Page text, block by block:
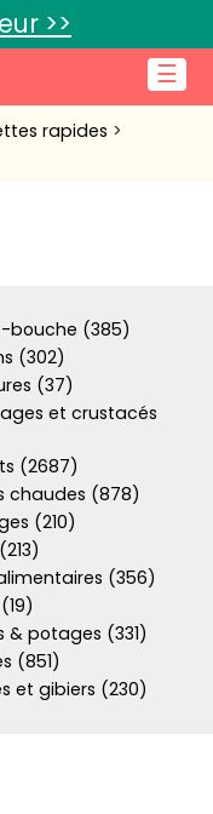
☰
>>
rapides
bouche (385)
(302)
(37)
et crustacés
(2687)
chaudes (878)
(210)
(356)
& potages (331)
(851)
et gibiers (230)